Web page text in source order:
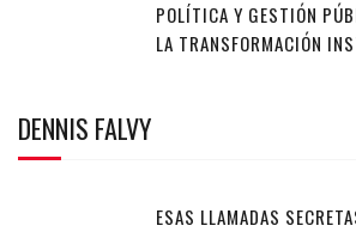
POLÍTICA Y GESTIÓN
LA TRANSFORMACIÓN
DENNIS FALVY
ESAS LLAMADAS